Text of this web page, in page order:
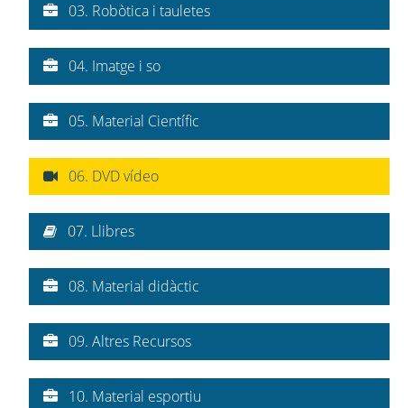
03. Robòtica i tauletes
04. Imatge i so
05. Material Científic
06. DVD vídeo
07. Llibres
08. Material didàctic
09. Altres Recursos
10. Material esportiu